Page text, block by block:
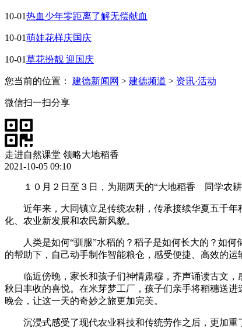
10-01热血少年零距离了解无偿献血
10-01萌娃花样庆国庆
10-01草花扮靓 迎国庆
您当前的位置： 建德新闻网 > 建德频道 > 资讯·活动
微信扫一扫分享
走进自然课堂 领略大地稻香
2021-10-05 09:10
１０月２日至３日，为期两天的“大地稻香 同学农
近年来，大同镇立足传统农耕，传承接续华夏五千
化、农业新发展和农民新风貌。
人类是如何“驯服”水稻的？稻子是如何长大的？如
的帮助下，自己动手制作智能粮仓，感受便捷、高效的运
临近傍晚，家长和孩子们神情肃穆，齐声诵读古文
秋日丰收的喜悦。在米芽梦工厂，孩子们亲手将稻穗送
晚会，让这一天的奇妙之旅更加完美。
沉浸式感受了现代农业科技和传统劳作之后，更加